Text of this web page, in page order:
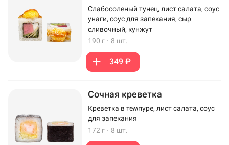
Слабосоленый тунец, лист салата, соус
унаги, соус для запекания, сыр
сливочный, кунжут
190 г · 8 шт.
349 ₽
Сочная креветка
Креветка в темпуре, лист салата, соус
для запекания
172 г · 8 шт.